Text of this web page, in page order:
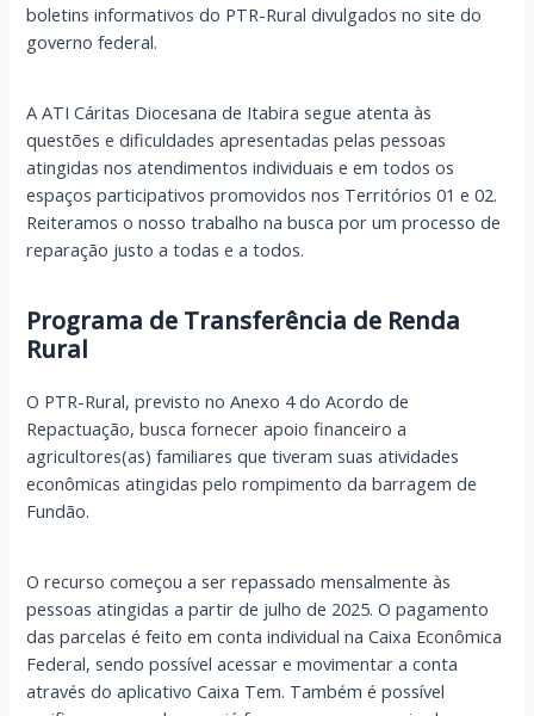
boletins informativos do PTR-Rural divulgados no site do
governo federal.
A ATI Cáritas Diocesana de Itabira segue atenta às
questões e dificuldades apresentadas pelas pessoas
atingidas nos atendimentos individuais e em todos os
espaços participativos promovidos nos Territórios 01 e 02.
Reiteramos o nosso trabalho na busca por um processo de
reparação justo a todas e a todos.
Programa de Transferência de Renda
Rural
O PTR-Rural, previsto no Anexo 4 do Acordo de
Repactuação, busca fornecer apoio financeiro a
agricultores(as) familiares que tiveram suas atividades
econômicas atingidas pelo rompimento da barragem de
Fundão.
O recurso começou a ser repassado mensalmente às
pessoas atingidas a partir de julho de 2025. O pagamento
das parcelas é feito em conta individual na Caixa Econômica
Federal, sendo possível acessar e movimentar a conta
através do aplicativo Caixa Tem. Também é possível